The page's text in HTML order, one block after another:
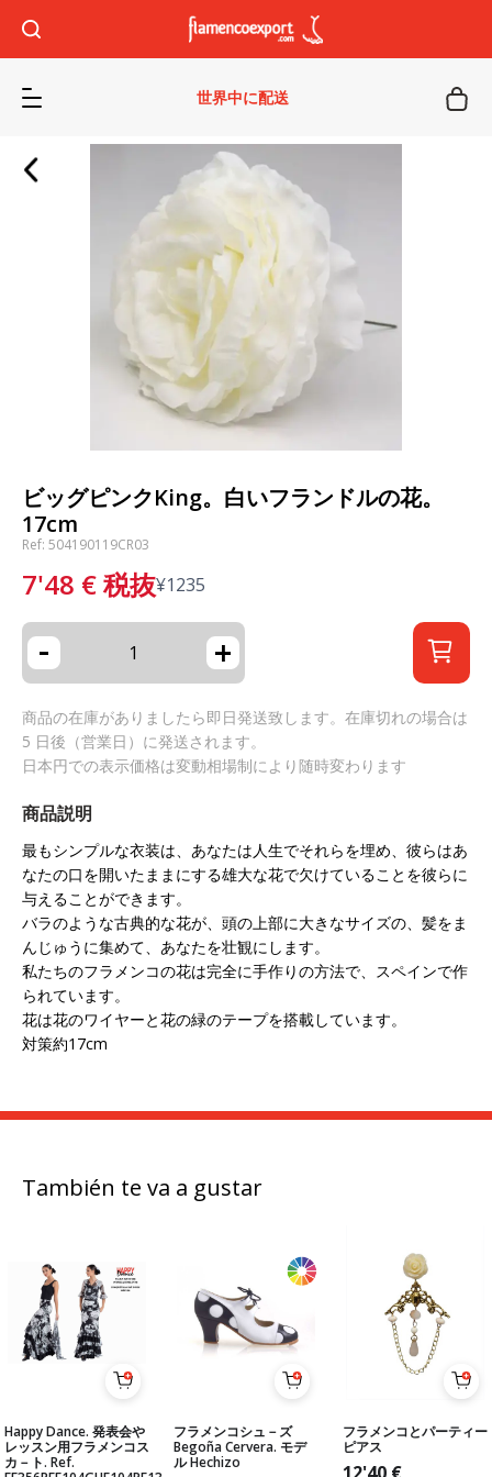
世界中に配送
ビッグピンクKing。白いフランドルの花。
17cm
Ref: 504190119CR03
7'48 €税抜¥1235
- +
商品の在庫がありましたら即日発送致します。在庫切れの場合は
5 日後（営業日）に発送されます。
日本円での表示価格は変動相場制により随時変わります
商品説明
最もシンプルな衣装は、あなたは人生でそれらを埋め、彼らはあ
なたの口を開いたままにする雄大な花で欠けていることを彼らに
与えることができます。
バラのような古典的な花が、頭の上部に大きなサイズの、髪をま
んじゅうに集めて、あなたを壮観にします。
私たちのフラメンコの花は完全に手作りの方法で、スペインで作
られています。
花は花のワイヤーと花の緑のテープを搭載しています。
対策約17cm
También te va a gustar
Happy Dance. 発表会や
レッスン用フラメンコス
カ－ト. Ref.
フラメンコシュ－ズ
Begoña Cervera. モデ
ル Hechizo
フラメンコとパーティー
ピアス